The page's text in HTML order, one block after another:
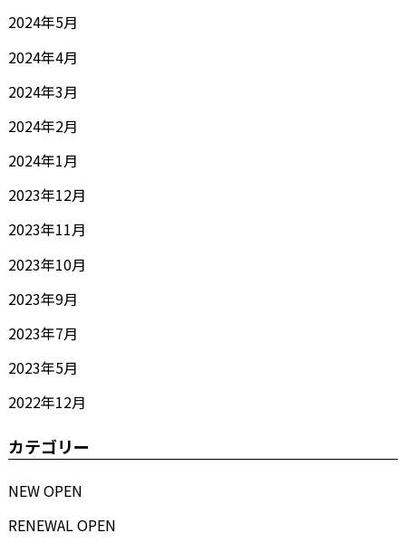
2024年5月
2024年4月
2024年3月
2024年2月
2024年1月
2023年12月
2023年11月
2023年10月
2023年9月
2023年7月
2023年5月
2022年12月
カテゴリー
NEW OPEN
RENEWAL OPEN